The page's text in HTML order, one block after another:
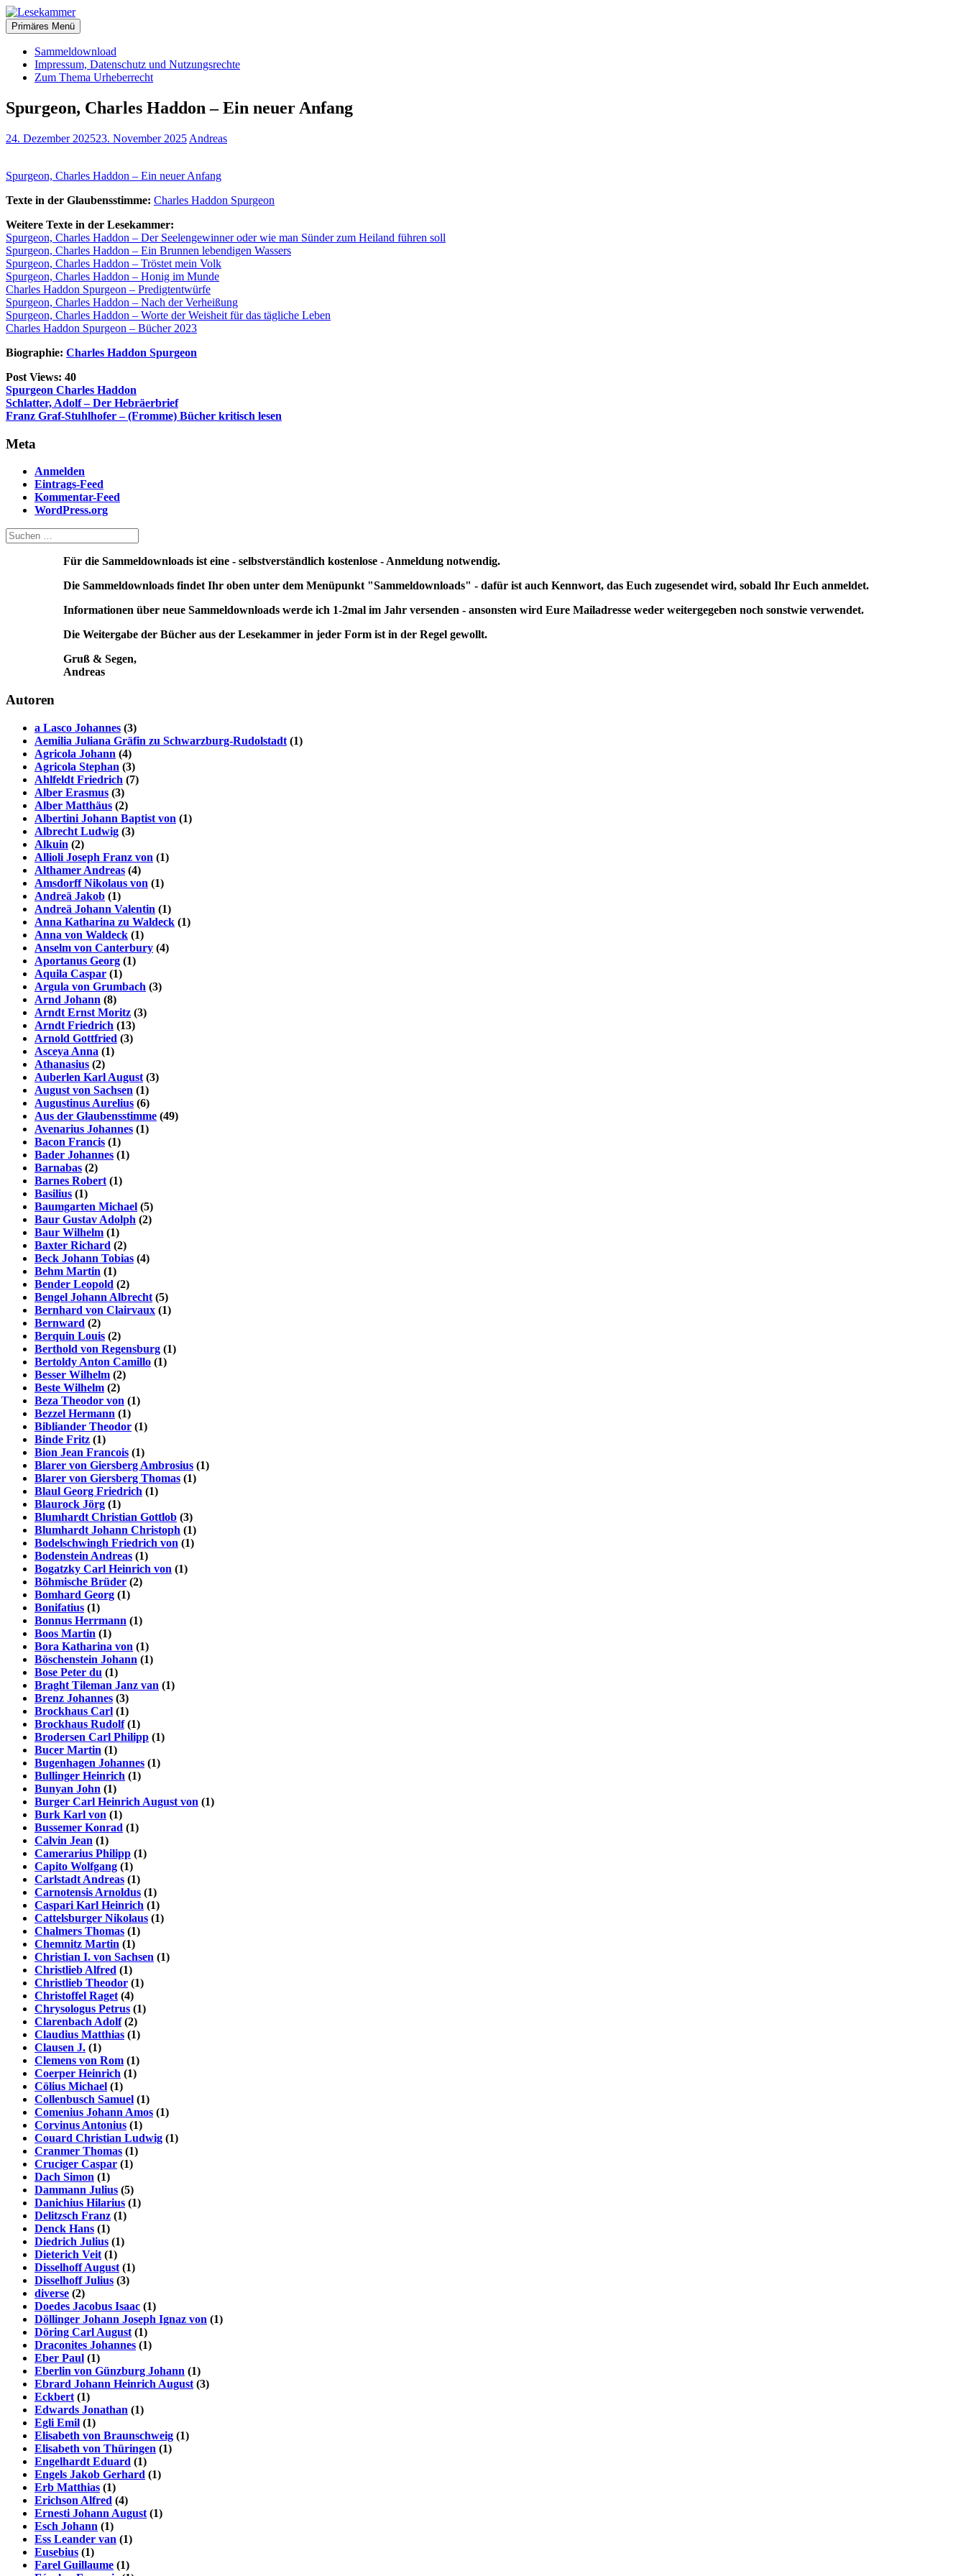
Zum
Inhalt
springen
Lesekammer
christliche Bücher zum kostenlosen Download
Primäres Menü
Sammeldownload
Impressum, Datenschutz und Nutzungsrechte
Zum Thema Urheberrecht
Spurgeon, Charles Haddon – Ein neuer Anfang
24. Dezember 202523. November 2025 Andreas
Spurgeon, Charles Haddon – Ein neuer Anfang
Texte in der Glaubensstimme: Charles Haddon Spurgeon
Weitere Texte in der Lesekammer:
Spurgeon, Charles Haddon – Der Seelengewinner oder wie man Sünder zum Heiland führen soll
Spurgeon, Charles Haddon – Ein Brunnen lebendigen Wassers
Spurgeon, Charles Haddon – Tröstet mein Volk
Spurgeon, Charles Haddon – Honig im Munde
Charles Haddon Spurgeon – Predigtentwürfe
Spurgeon, Charles Haddon – Nach der Verheißung
Spurgeon, Charles Haddon – Worte der Weisheit für das tägliche Leben
Charles Haddon Spurgeon – Bücher 2023
Biographie: Charles Haddon Spurgeon
Post Views: 40
Spurgeon Charles Haddon
Beitragsnavigation
Schlatter, Adolf – Der Hebräerbrief
Franz Graf-Stuhlhofer – (Fromme) Bücher kritisch lesen
Meta
Anmelden
Eintrags-Feed
Kommentar-Feed
WordPress.org
Für die Sammeldownloads ist eine - selbstverständlich kostenlose - Anmeldung notwendig.
Die Sammeldownloads findet Ihr oben unter dem Menüpunkt "Sammeldownloads" - dafür ist auch Kennwort, das Euch zugesendet wird, sobald Ihr Euch anmeldet.
Informationen über neue Sammeldownloads werde ich 1-2mal im Jahr versenden - ansonsten wird Eure Mailadresse weder weitergegeben noch sonstwie verwendet.
Die Weitergabe der Bücher aus der Lesekammer in jeder Form ist in der Regel gewollt.
Gruß & Segen,
Andreas
Autoren
a Lasco Johannes (3)
Aemilia Juliana Gräfin zu Schwarzburg-Rudolstadt (1)
Agricola Johann (4)
Agricola Stephan (3)
Ahlfeldt Friedrich (7)
Alber Erasmus (3)
Alber Matthäus (2)
Albertini Johann Baptist von (1)
Albrecht Ludwig (3)
Alkuin (2)
Allioli Joseph Franz von (1)
Althamer Andreas (4)
Amsdorff Nikolaus von (1)
Andreä Jakob (1)
Andreä Johann Valentin (1)
Anna Katharina zu Waldeck (1)
Anna von Waldeck (1)
Anselm von Canterbury (4)
Aportanus Georg (1)
Aquila Caspar (1)
Argula von Grumbach (3)
Arnd Johann (8)
Arndt Ernst Moritz (3)
Arndt Friedrich (13)
Arnold Gottfried (3)
Asceya Anna (1)
Athanasius (2)
Auberlen Karl August (3)
August von Sachsen (1)
Augustinus Aurelius (6)
Aus der Glaubensstimme (49)
Avenarius Johannes (1)
Bacon Francis (1)
Bader Johannes (1)
Barnabas (2)
Barnes Robert (1)
Basilius (1)
Baumgarten Michael (5)
Baur Gustav Adolph (2)
Baur Wilhelm (1)
Baxter Richard (2)
Beck Johann Tobias (4)
Behm Martin (1)
Bender Leopold (2)
Bengel Johann Albrecht (5)
Bernhard von Clairvaux (1)
Bernward (2)
Berquin Louis (2)
Berthold von Regensburg (1)
Bertoldy Anton Camillo (1)
Besser Wilhelm (2)
Beste Wilhelm (2)
Beza Theodor von (1)
Bezzel Hermann (1)
Bibliander Theodor (1)
Binde Fritz (1)
Bion Jean Francois (1)
Blarer von Giersberg Ambrosius (1)
Blarer von Giersberg Thomas (1)
Blaul Georg Friedrich (1)
Blaurock Jörg (1)
Blumhardt Christian Gottlob (3)
Blumhardt Johann Christoph (1)
Bodelschwingh Friedrich von (1)
Bodenstein Andreas (1)
Bogatzky Carl Heinrich von (1)
Böhmische Brüder (2)
Bomhard Georg (1)
Bonifatius (1)
Bonnus Herrmann (1)
Boos Martin (1)
Bora Katharina von (1)
Böschenstein Johann (1)
Bose Peter du (1)
Braght Tileman Janz van (1)
Brenz Johannes (3)
Brockhaus Carl (1)
Brockhaus Rudolf(1)
Brodersen Carl Philipp (1)
Bucer Martin (1)
Bugenhagen Johannes (1)
Bullinger Heinrich (1)
Bunyan John (1)
Burger Carl Heinrich August von (1)
Burk Karl von (1)
Bussemer Konrad (1)
Calvin Jean (1)
Camerarius Philipp (1)
Capito Wolfgang (1)
Carlstadt Andreas (1)
Carnotensis Arnoldus (1)
Caspari Karl Heinrich (1)
Cattelsburger Nikolaus (1)
Chalmers Thomas (1)
Chemnitz Martin (1)
Christian I. von Sachsen (1)
Christlieb Alfred (1)
Christlieb Theodor (1)
Christoffel Raget (4)
Chrysologus Petrus (1)
Clarenbach Adolf(2)
Claudius Matthias (1)
Clausen J. (1)
Clemens von Rom (1)
Coerper Heinrich (1)
Cölius Michael (1)
Collenbusch Samuel (1)
Comenius Johann Amos (1)
Corvinus Antonius (1)
Couard Christian Ludwig (1)
Cranmer Thomas (1)
Cruciger Caspar (1)
Dach Simon (1)
Dammann Julius (5)
Danichius Hilarius (1)
Delitzsch Franz (1)
Denck Hans (1)
Diedrich Julius (1)
Dieterich Veit (1)
Disselhoff August (1)
Disselhoff Julius (3)
diverse (2)
Doedes Jacobus Isaac (1)
Döllinger Johann Joseph Ignaz von (1)
Döring Carl August (1)
Draconites Johannes (1)
Eber Paul (1)
Eberlin von Günzburg Johann (1)
Ebrard Johann Heinrich August (3)
Eckbert (1)
Edwards Jonathan (1)
Egli Emil (1)
Elisabeth von Braunschweig (1)
Elisabeth von Thüringen (1)
Engelhardt Eduard (1)
Engels Jakob Gerhard (1)
Erb Matthias (1)
Erichson Alfred (4)
Ernesti Johann August (1)
Esch Johann (1)
Ess Leander van (1)
Eusebius (1)
Farel Guillaume (1)